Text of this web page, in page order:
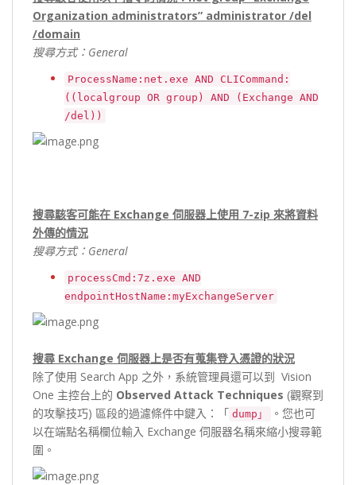
Organization administrators” administrator /del
/domain
搜尋方式：General
ProcessName:net.exe AND CLICommand:
((localgroup OR group) AND (Exchange AND
/del))
搜尋駭客可能在 Exchange 伺服器上使用 7-zip 來將資料
外傳的情況
搜尋方式：General
processCmd:7z.exe AND
endpointHostName:myExchangeServer
搜尋 Exchange 伺服器上是否有蒐集登入憑證的狀況
除了使用 Search App 之外，系統管理員還可以到 Vision
One 主控台上的 Observed Attack Techniques (觀察到
的攻擊技巧) 區段的過濾條件中鍵入：「 dump」
。您也可
以在端點名稱欄位輸入 Exchange 伺服器名稱來縮小搜尋範
圍。